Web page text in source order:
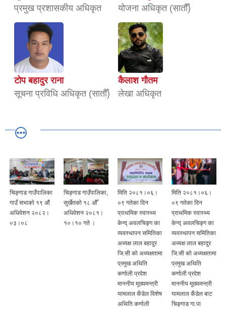
प्रमुख प्रशासकीय अधिकृत
योजना अधिकृत (सातौँ)
टोप बहादुर राना
सूचना प्रविधि अधिकृत (सातौँ)
कैलाश गौतम
लेखा अधिकृत
चिङ्गाड गाउँपालिका
गाउँ सभाको १९ औं
अधिवेशन २०८२।
०३।०८
चिङ्गाड गाउँपालिका,
सुर्खेतको १८ औँ
अधिवेशन २०८१।
१०।१० गते ।
मिति २०८१।०६।
०९ गतेका दिन
प्राथमिक स्वास्थ्य
केन्द् अवलचिङ्ग का
व्यवस्थापन समितिका
अध्यक्ष लाल बहादुर
जि.सी को अध्यक्षतामा
प्रमुख अथिति
कर्णाली प्रदेश
माननीय मूख्यमन्त्री
यामलाल कँडेल विशेष
अथिति कर्णाली
मिति २०८१।०६।
०९ गतेका दिन
प्राथमिक स्वास्थ्य
केन्द् अवलचिङ्ग का
व्यवस्थापन समितिका
अध्यक्ष लाल बहादुर
जि.सी को अध्यक्षतामा
प्रमुख अथिति
कर्णाली प्रदेश
माननीय मूख्यमन्त्री
यामलाल कँडेल बाट
चिङ्गाड गा.पा